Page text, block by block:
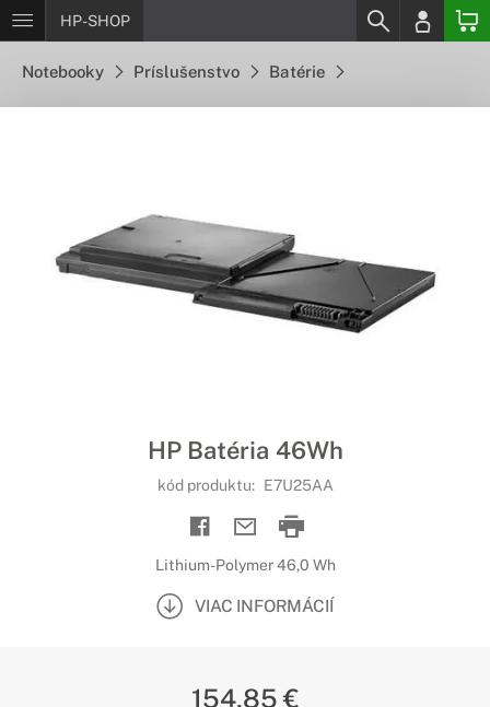
HP-SHOP
Notebooky Príslušenstvo Batérie
HP Batéria 46Wh
kód produktu: E7U25AA
Lithium-Polymer 46,0 Wh
VIAC INFORMÁCIÍ
154,85 €